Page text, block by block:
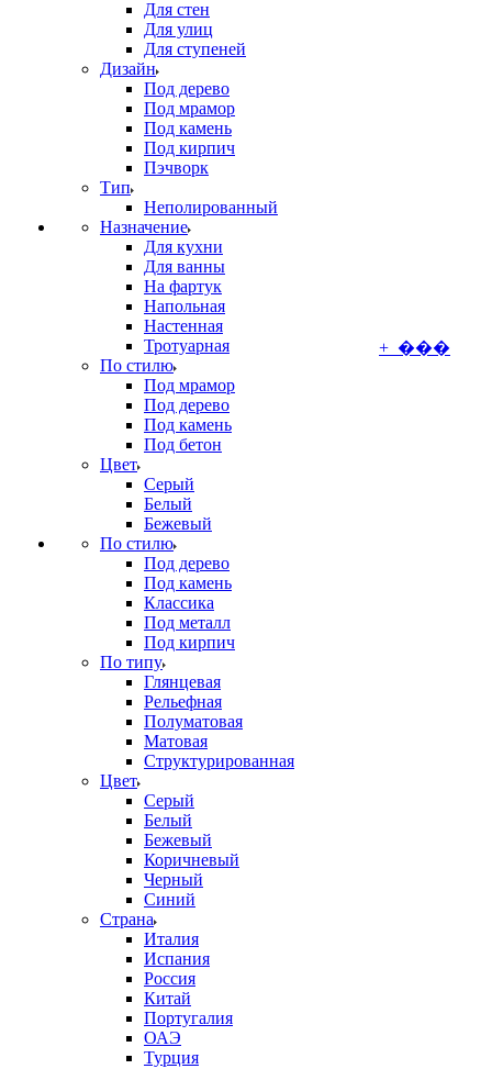
Для стен
Для улиц
Для ступеней
Дизайн
Под дерево
Под мрамор
Под камень
Под кирпич
Пэчворк
Тип
Неполированный
Назначение
Для кухни
Для ванны
На фартук
Напольная
Настенная
Тротуарная
По стилю
Под мрамор
Под дерево
Под камень
Под бетон
Цвет
Серый
Белый
Бежевый
По стилю
Под дерево
Под камень
Классика
Под металл
Под кирпич
По типу
Глянцевая
Рельефная
Полуматовая
Матовая
Структурированная
Цвет
Серый
Белый
Бежевый
Коричневый
Черный
Синий
Страна
Италия
Испания
Россия
Китай
Португалия
ОАЭ
Турция
+ ���